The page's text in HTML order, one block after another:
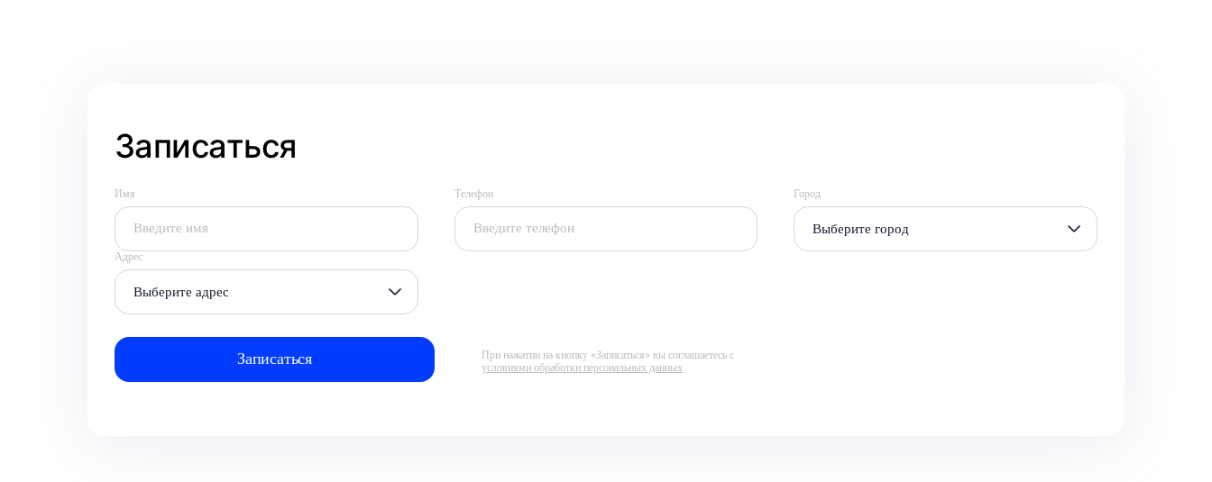
Записаться
Имя Телефон Город
Выберите город
Адрес
Выберите адрес
При нажатии на кнопку «Записаться» вы соглашаетесь с
условиями обработки персональных данных